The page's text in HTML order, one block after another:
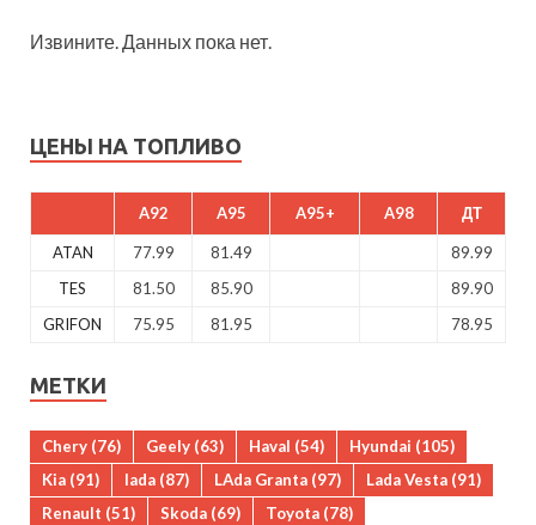
Извините. Данных пока нет.
ЦЕНЫ НА ТОПЛИВО
A92 A95 A95+ A98 ДТ
ATAN 77.99 81.49
89.99
TES
81.50 85.90
89.90
GRIFON
75.95 81.95 78.95
МЕТКИ
Chery (76) Geely (63) Haval (54) Hyundai (105)
Kia (91) lada (87) LAda Granta (97) Lada Vesta (91)
Renault (51) Skoda (69) Toyota (78)